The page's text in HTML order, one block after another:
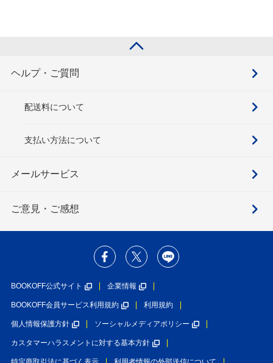
ヘルプ・ご質問
配送料について
支払い方法について
メールサービス
ご意見・ご感想
BOOKOFF公式サイト 企業情報
BOOKOFF会員サービス利用規約 利用規約
個人情報保護方針 ソーシャルメディアポリシー
カスタマーハラスメントに対する基本方針